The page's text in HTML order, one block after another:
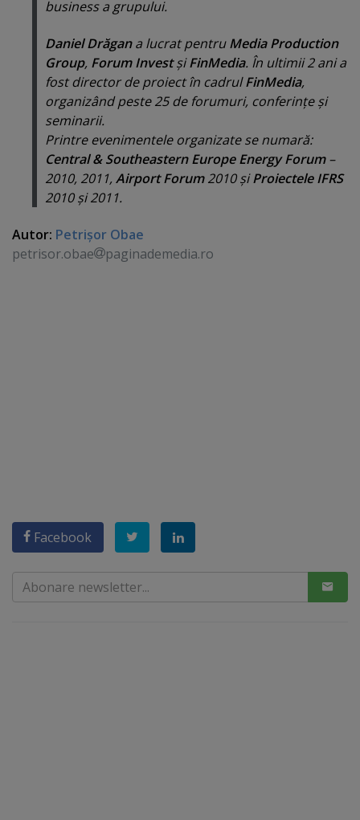
business a grupului.
Daniel Drăgana lucrat pentruMedia Production
Group, Forum InvestşiFinMedia. În ultimii 2 ani a
fost director de proiect în cadrulFinMedia,
organizând peste 25 de forumuri, conferinţe şi
seminarii.
Printre evenimentele organizate se numară:
Central & Southeastern Europe Energy Forum–
2010, 2011,Airport Forum2010 şiProiectele IFRS
2010 şi 2011.
Autor: Petrişor Obae
petrisor.obae
paginademedia.ro
Facebook